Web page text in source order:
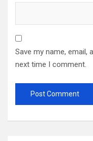
Save my name, email,
next time I comment.